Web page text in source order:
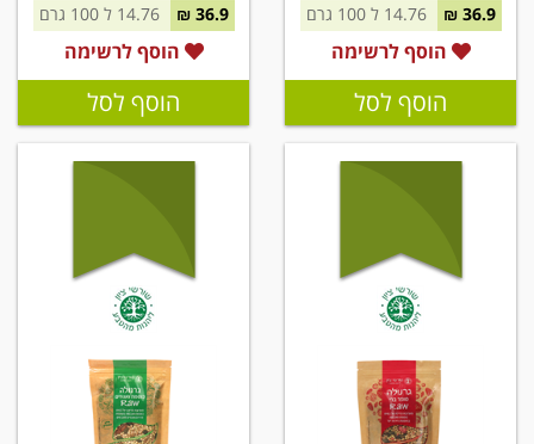
36.9 ₪ 14.76 ל 100 גרם
הוסף לרשימה
הוסף לסל
36.9 ₪ 14.76 ל 100 גרם
הוסף לרשימה
הוסף לסל